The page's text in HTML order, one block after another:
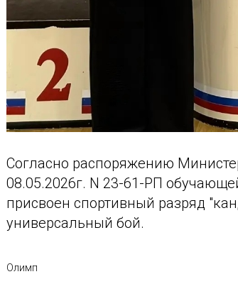
Согласно распоряжению
08.05.2026г. N 23-61-РП
присвоен спортивный разряд
универсальный бой.
Олимп